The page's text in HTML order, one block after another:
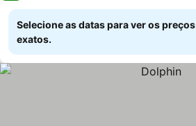
Selecione as datas para ver os preços
exatos.